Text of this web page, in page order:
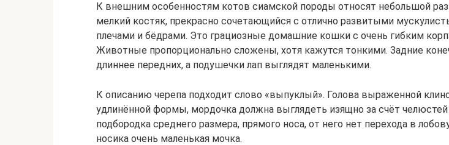
К внешним особенностям котов сиамской породы относят небольшой
мелкий костяк, прекрасно сочетающийся с отлично развитыми
плечами и бёдрами. Это грациозные домашние кошки с очень гибким
Животные пропорционально сложены, хотя кажутся тонкими. Задние
длиннее передних, а подушечки лап выглядят маленькими.
К описанию черепа подходит слово «выпуклый». Голова выраженной
удлинённой формы, мордочка должна выглядеть изящно за счёт
подбородка среднего размера, прямого носа, от него нет перехода в
носика очень маленькая мочка.